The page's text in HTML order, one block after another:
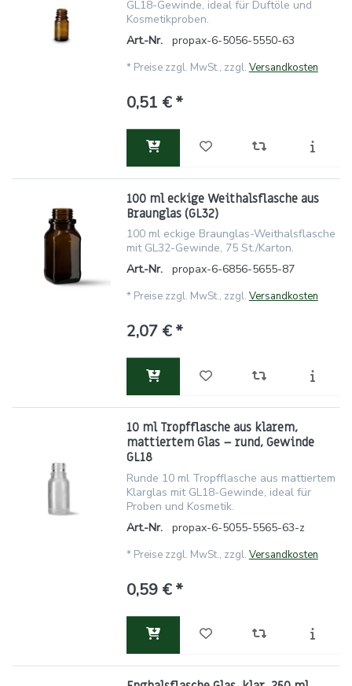
GL18-Gewinde, ideal für Duftöle und
Kosmetikproben.
Art.-Nr.
propax-6-5056-5550-63
* Preise zzgl. MwSt., zzgl. Versandkosten
0,51 € *
100 ml eckige Weithalsflasche aus
Braunglas (GL32)
100 ml eckige Braunglas-Weithalsflasche
mit GL32-Gewinde, 75 St./Karton.
Art.-Nr.
propax-6-6856-5655-87
* Preise zzgl. MwSt., zzgl. Versandkosten
2,07 € *
10 ml Tropfflasche aus klarem,
mattiertem Glas – rund, Gewinde
GL18
Runde 10 ml Tropfflasche aus mattiertem
Klarglas mit GL18-Gewinde, ideal für
Proben und Kosmetik.
Art.-Nr.
propax-6-5055-5565-63-z
* Preise zzgl. MwSt., zzgl. Versandkosten
0,59 € *